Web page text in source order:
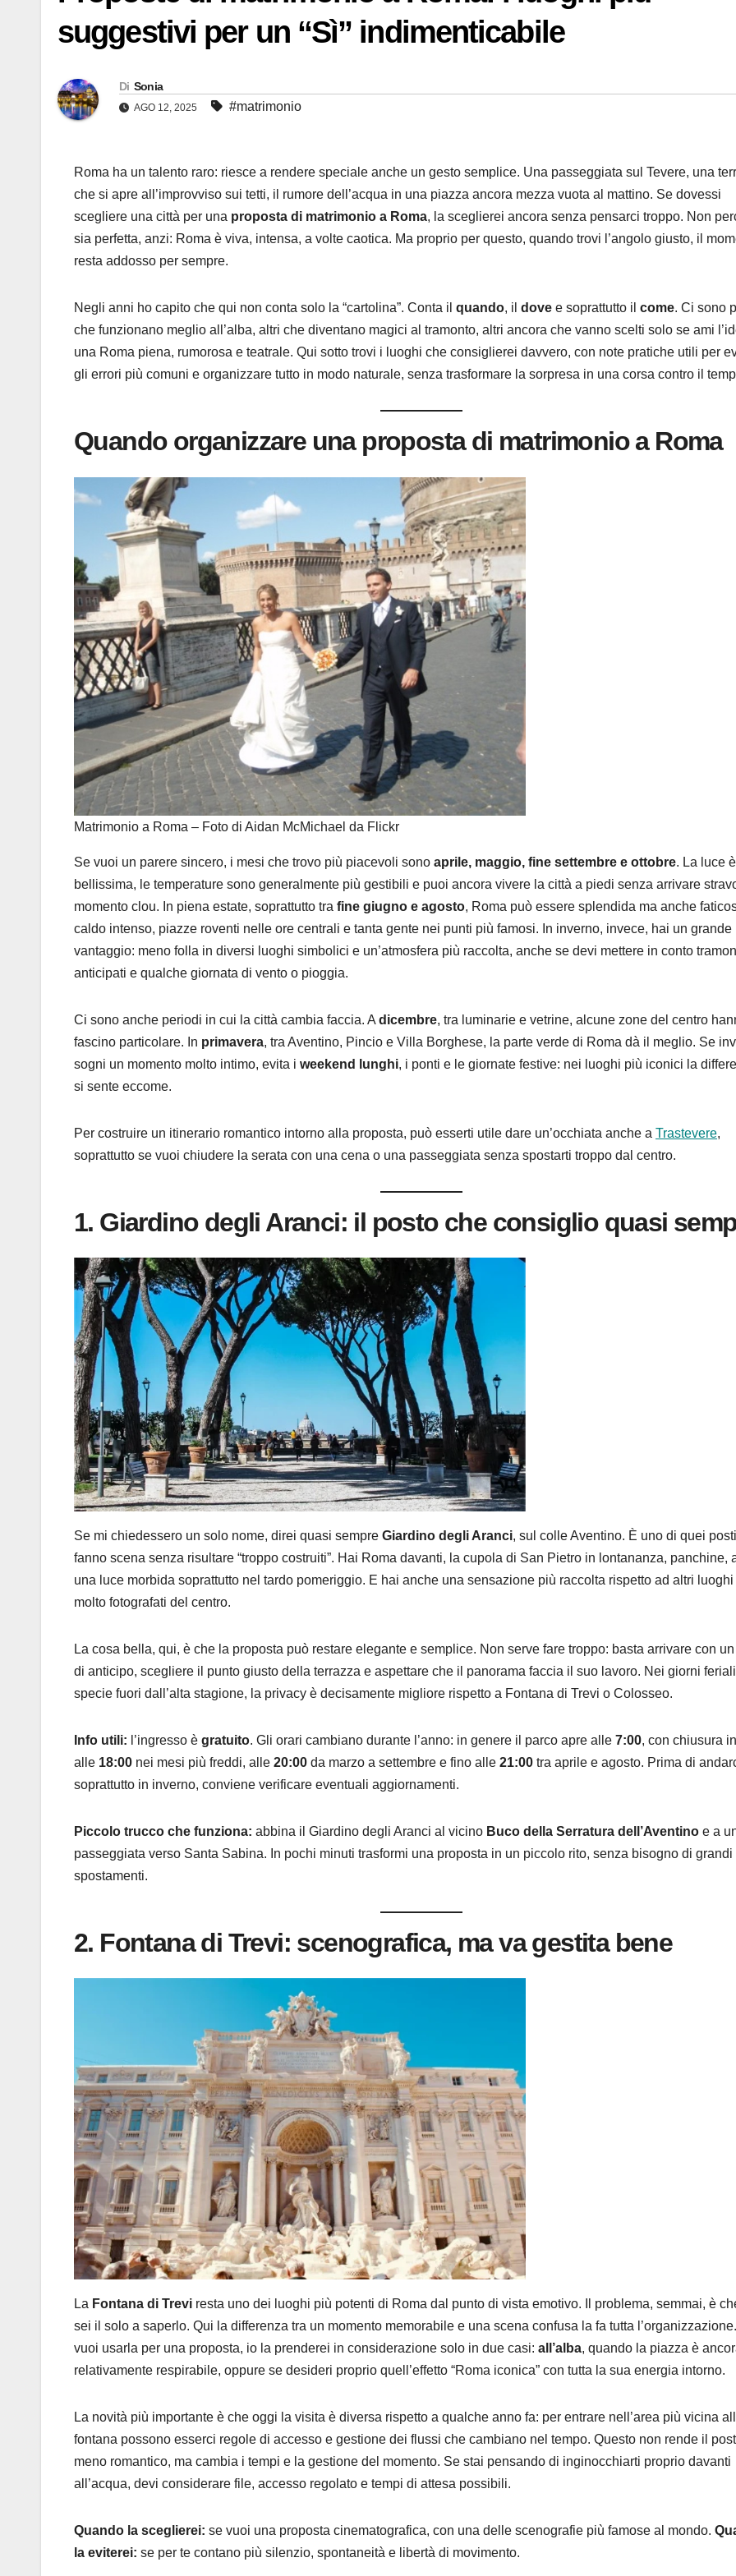
suggestivi per un “Sì” indimenticabile
Di Sonia
AGO 12, 2025 #matrimonio
Roma ha un talento raro: riesce a rendere speciale anche un gesto semplice. Una passeggiata sul Tevere, una
che si apre all’improvviso sui tetti, il rumore dell’acqua in una piazza ancora mezza vuota al mattino. Se dovessi
scegliere una città per una proposta di matrimonio a Roma, la sceglierei ancora senza pensarci troppo. Non
sia perfetta, anzi: Roma è viva, intensa, a volte caotica. Ma proprio per questo, quando trovi l’angolo giusto, il
resta addosso per sempre.
Negli anni ho capito che qui non conta solo la “cartolina”. Conta il quando, il dove e soprattutto il come. Ci sono
che funzionano meglio all’alba, altri che diventano magici al tramonto, altri ancora che vanno scelti solo se ami
una Roma piena, rumorosa e teatrale. Qui sotto trovi i luoghi che consiglierei davvero, con note pratiche utili per
gli errori più comuni e organizzare tutto in modo naturale, senza trasformare la sorpresa in una corsa contro il
Quando organizzare una proposta di matrimonio a Roma
Matrimonio a Roma – Foto di Aidan McMichael da Flickr
Se vuoi un parere sincero, i mesi che trovo più piacevoli sono aprile, maggio, fine settembre e ottobre. La luce è
bellissima, le temperature sono generalmente più gestibili e puoi ancora vivere la città a piedi senza arrivare
momento clou. In piena estate, soprattutto tra fine giugno e agosto, Roma può essere splendida ma anche
caldo intenso, piazze roventi nelle ore centrali e tanta gente nei punti più famosi. In inverno, invece, hai un grande
vantaggio: meno folla in diversi luoghi simbolici e un’atmosfera più raccolta, anche se devi mettere in conto
anticipati e qualche giornata di vento o pioggia.
Ci sono anche periodi in cui la città cambia faccia. A dicembre, tra luminarie e vetrine, alcune zone del centro
fascino particolare. In primavera, tra Aventino, Pincio e Villa Borghese, la parte verde di Roma dà il meglio. Se
sogni un momento molto intimo, evita i weekend lunghi, i ponti e le giornate festive: nei luoghi più iconici la
si sente eccome.
Per costruire un itinerario romantico intorno alla proposta, può esserti utile dare un’occhiata anche a Trastevere,
soprattutto se vuoi chiudere la serata con una cena o una passeggiata senza spostarti troppo dal centro.
1. Giardino degli Aranci: il posto che consiglio quasi
Se mi chiedessero un solo nome, direi quasi sempre Giardino degli Aranci, sul colle Aventino. È uno di quei
fanno scena senza risultare “troppo costruiti”. Hai Roma davanti, la cupola di San Pietro in lontananza, panchine,
una luce morbida soprattutto nel tardo pomeriggio. E hai anche una sensazione più raccolta rispetto ad altri luoghi
molto fotografati del centro.
La cosa bella, qui, è che la proposta può restare elegante e semplice. Non serve fare troppo: basta arrivare con un
di anticipo, scegliere il punto giusto della terrazza e aspettare che il panorama faccia il suo lavoro. Nei giorni
specie fuori dall’alta stagione, la privacy è decisamente migliore rispetto a Fontana di Trevi o Colosseo.
Info utili: l’ingresso è gratuito. Gli orari cambiano durante l’anno: in genere il parco apre alle 7:00, con chiusura
alle 18:00 nei mesi più freddi, alle 20:00 da marzo a settembre e fino alle 21:00 tra aprile e agosto. Prima di
soprattutto in inverno, conviene verificare eventuali aggiornamenti.
Piccolo trucco che funziona: abbina il Giardino degli Aranci al vicino Buco della Serratura dell’Aventino e a
passeggiata verso Santa Sabina. In pochi minuti trasformi una proposta in un piccolo rito, senza bisogno di grandi
spostamenti.
2. Fontana di Trevi: scenografica, ma va gestita bene
La Fontana di Trevi resta uno dei luoghi più potenti di Roma dal punto di vista emotivo. Il problema, semmai, è
sei il solo a saperlo. Qui la differenza tra un momento memorabile e una scena confusa la fa tutta
vuoi usarla per una proposta, io la prenderei in considerazione solo in due casi: all’alba, quando la piazza è
relativamente respirabile, oppure se desideri proprio quell’effetto “Roma iconica” con tutta la sua energia intorno.
La novità più importante è che oggi la visita è diversa rispetto a qualche anno fa: per entrare nell’area più vicina
fontana possono esserci regole di accesso e gestione dei flussi che cambiano nel tempo. Questo non rende il
meno romantico, ma cambia i tempi e la gestione del momento. Se stai pensando di inginocchiarti proprio davanti
all’acqua, devi considerare file, accesso regolato e tempi di attesa possibili.
Quando la sceglierei: se vuoi una proposta cinematografica, con una delle scenografie più famose al mondo.
la eviterei: se per te contano più silenzio, spontaneità e libertà di movimento.